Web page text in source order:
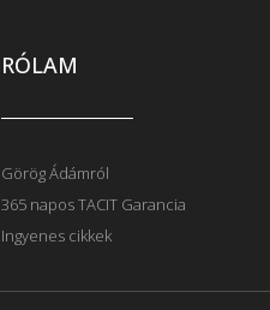
RÓLAM
Görög Ádámról
365 napos TACIT Garancia
Ingyenes cikkek